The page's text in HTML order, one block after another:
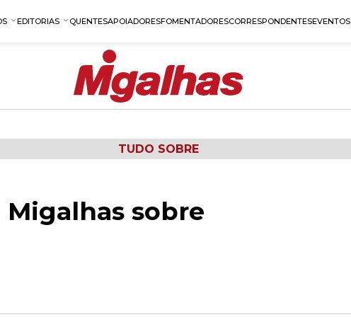
EDITORIAS QUENTESAPOIADORESFOMENTADORESCORRESPONDENTESEVENTOS
TUDO SOBRE
sobre